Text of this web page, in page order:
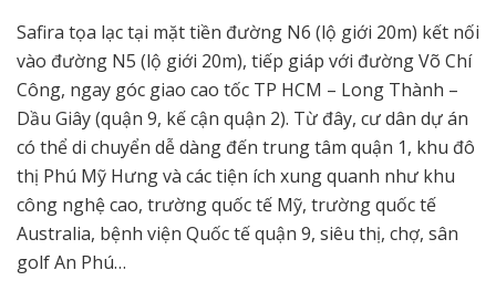
Safira tọa lạc tại mặt tiền đường N6 (lộ giới 20m) kết nối
vào đường N5 (lộ giới 20m), tiếp giáp với đường Võ Chí
Công, ngay góc giao cao tốc TP HCM – Long Thành –
Dầu Giây (quận 9, kế cận quận 2). Từ đây, cư dân dự án
có thể di chuyển dễ dàng đến trung tâm quận 1, khu đô
thị Phú Mỹ Hưng và các tiện ích xung quanh như khu
công nghệ cao, trường quốc tế Mỹ, trường quốc tế
Australia, bệnh viện Quốc tế quận 9, siêu thị, chợ, sân
golf An Phú…